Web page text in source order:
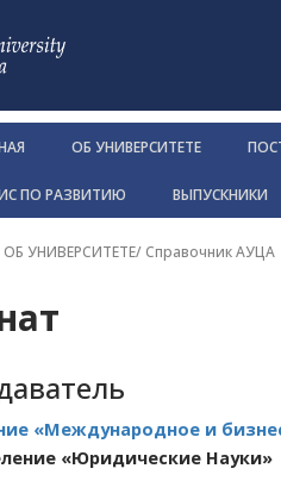
ОБ УНИВЕРСИТЕТЕ
ПО РАЗВИТИЮ ВЫПУСКНИКИ
ОБ УНИВЕРСИТЕТЕ/ Справочник АУЦА
«Международное и
«Юридические Науки»